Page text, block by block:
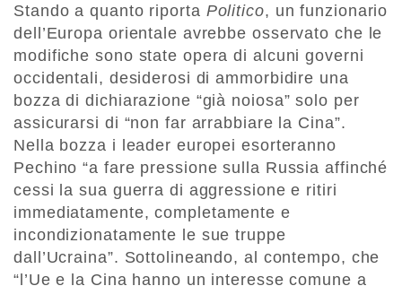
Stando a quanto riporta Politico, un funzionario
dell’Europa orientale avrebbe osservato che le
modifiche sono state opera di alcuni governi
occidentali, desiderosi di ammorbidire una
bozza di dichiarazione “già noiosa” solo per
assicurarsi di “non far arrabbiare la Cina”.
Nella bozza i leader europei esorteranno
Pechino “a fare pressione sulla Russia affinché
cessi la sua guerra di aggressione e ritiri
immediatamente, completamente e
incondizionatamente le sue truppe
dall’Ucraina”. Sottolineando, al contempo, che
“l’Ue e la Cina hanno un interesse comune a